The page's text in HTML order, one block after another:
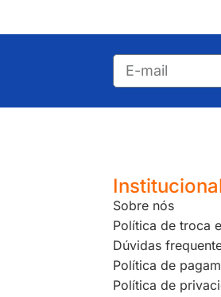
Sobre nós
Política de troca
Dúvidas
Política de
Política de